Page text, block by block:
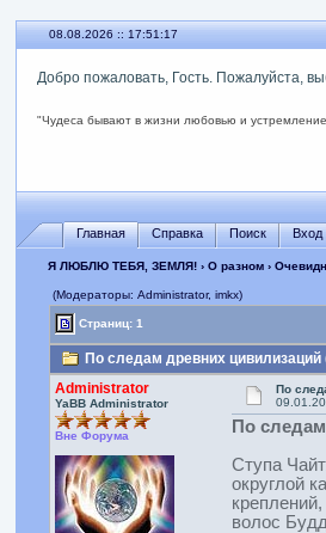
08.08.2026 :: 17:51:18
Добро пожаловать, Гость. Пожалуйста,
"Чудеса бывают в жизни любовью и
Главная Справка Поиск Вход
Я ЛЮБЛЮ ТЕБЯ, ЗЕМЛЯ! ›О разном ›
(Модераторы: Administrator, imkx)
Страниц: 1
По следам древних цивилизаций
Administrator
YaBB Administrator
Вне Форума
По
По
Ступа
округлой
волос